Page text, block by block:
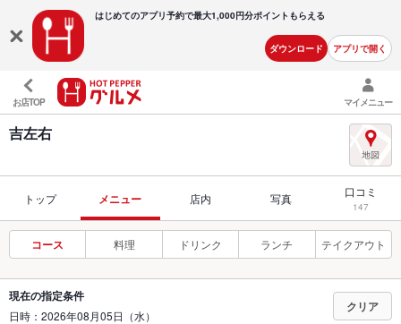
はじめてのアプリ予約で最大1,000円分ポイントもらえる
ダウンロード アプリで開く
お店TOP マイメニュー
吉左右
トップ メニュー 店内 写真 口コミ
147
コース 料理 ドリンク ランチ テイクアウト
現在の指定条件
日時：2026年08月05日（水）
クリア